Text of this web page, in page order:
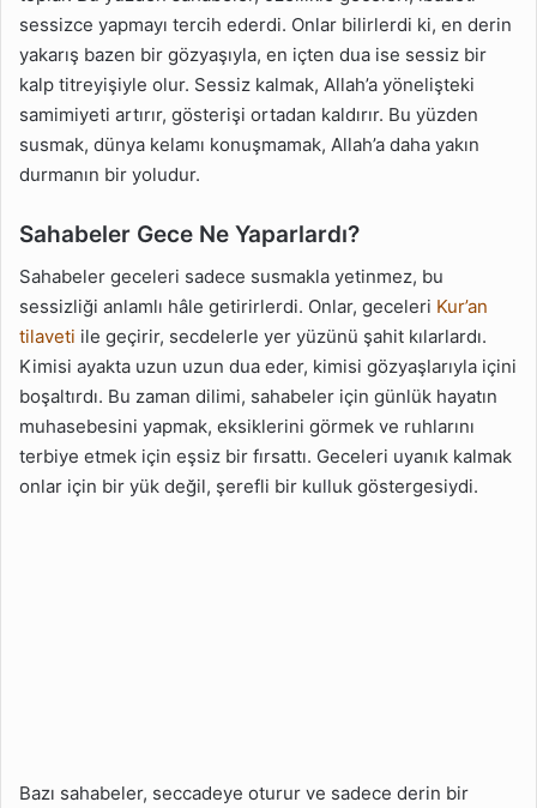
sessizce yapmayı tercih ederdi. Onlar bilirlerdi ki, en derin
yakarış bazen bir gözyaşıyla, en içten dua ise sessiz bir
kalp titreyişiyle olur. Sessiz kalmak, Allah’a yönelişteki
samimiyeti artırır, gösterişi ortadan kaldırır. Bu yüzden
susmak, dünya kelamı konuşmamak, Allah’a daha yakın
durmanın bir yoludur.
Sahabeler Gece Ne Yaparlardı?
Sahabeler geceleri sadece susmakla yetinmez, bu
sessizliği anlamlı hâle getirirlerdi. Onlar, geceleri Kur’an
tilaveti ile geçirir, secdelerle yer yüzünü şahit kılarlardı.
Kimisi ayakta uzun uzun dua eder, kimisi gözyaşlarıyla içini
boşaltırdı. Bu zaman dilimi, sahabeler için günlük hayatın
muhasebesini yapmak, eksiklerini görmek ve ruhlarını
terbiye etmek için eşsiz bir fırsattı. Geceleri uyanık kalmak
onlar için bir yük değil, şerefli bir kulluk göstergesiydi.
Bazı sahabeler, seccadeye oturur ve sadece derin bir